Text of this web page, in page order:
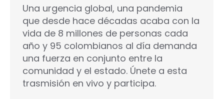
Una urgencia global, una pandemia
que desde hace décadas acaba con la
vida de 8 millones de personas cada
año y 95 colombianos al día demanda
una fuerza en conjunto entre la
comunidad y el estado. Únete a esta
trasmisión en vivo y participa.